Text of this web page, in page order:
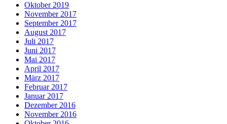
Oktober 2019
November 2017
September 2017
August 2017
Juli 2017
Juni 2017
Mai 2017
April 2017
März 2017
Februar 2017
Januar 2017
Dezember 2016
November 2016